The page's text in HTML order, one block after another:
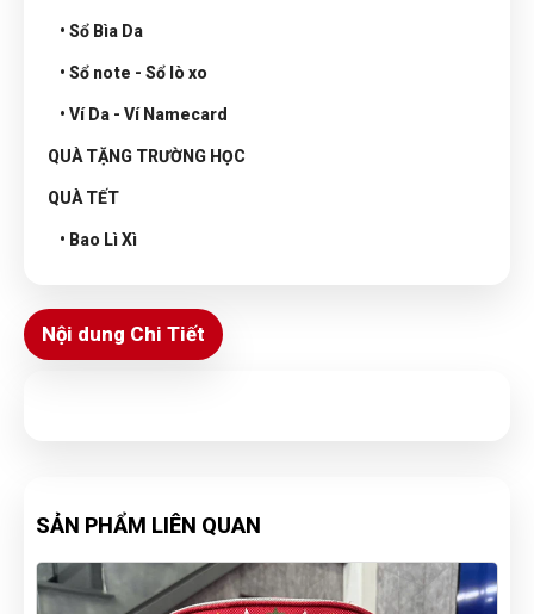
• Sổ Bìa Da
• Sổ note - Sổ lò xo
• Ví Da - Ví Namecard
QUÀ TẶNG TRƯỜNG HỌC
QUÀ TẾT
• Bao Lì Xì
Nội dung Chi Tiết
SẢN PHẨM LIÊN QUAN